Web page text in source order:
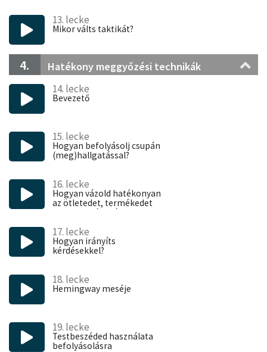
13. lecke
Mikor válts taktikát?
4. Hatékony meggyőzési technikák
14. lecke
Bevezető
15. lecke
Hogyan befolyásolj csupán
(meg)hallgatással?
16. lecke
Hogyan vázold hatékonyan
az ötletedet, termékedet
vagy szolgáltatásodat?
17. lecke
Hogyan irányíts
kérdésekkel?
18. lecke
Hemingway meséje
19. lecke
Testbeszéded használata
befolyásolásra